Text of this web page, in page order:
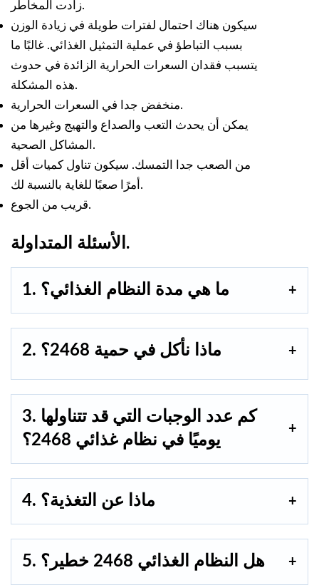
زادت المخاطر.
سيكون هناك احتمال لفترات طويلة في زيادة الوزن
بسبب التباطؤ في عملية التمثيل الغذائي. غالبًا ما
يتسبب فقدان السعرات الحرارية الزائدة في حدوث
هذه المشكلة.
منخفض جدا في السعرات الحرارية.
يمكن أن يحدث التعب والصداع والتهيج وغيرها من
المشاكل الصحية.
من الصعب جدا التمسك. سيكون تناول كميات أقل
أمرًا صعبًا للغاية بالنسبة لك.
قريب من الجوع.
الأسئلة المتداولة.
1. ما هي مدة النظام الغذائي؟
2. ماذا نأكل في حمية 2468؟
3. كم عدد الوجبات التي قد تتناولها
يوميًا في نظام غذائي 2468؟
4. ماذا عن التغذية؟
5. هل النظام الغذائي 2468 خطير؟